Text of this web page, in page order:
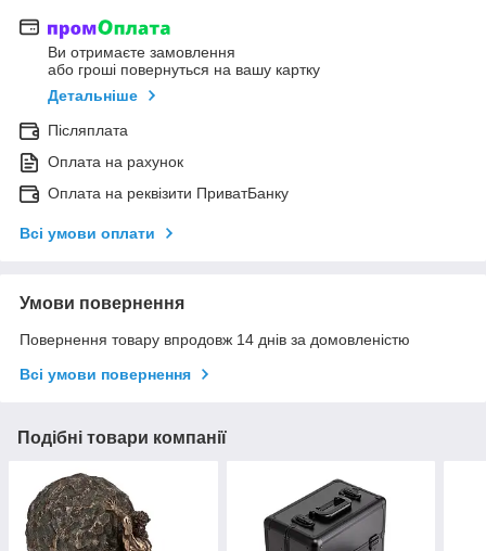
Ви отримаєте замовлення
або гроші повернуться на вашу картку
Детальніше
Післяплата
Оплата на рахунок
Оплата на реквізити ПриватБанку
Всі умови оплати
Умови повернення
Повернення товару впродовж 14 днів за домовленістю
Всі умови повернення
Подібні товари компанії